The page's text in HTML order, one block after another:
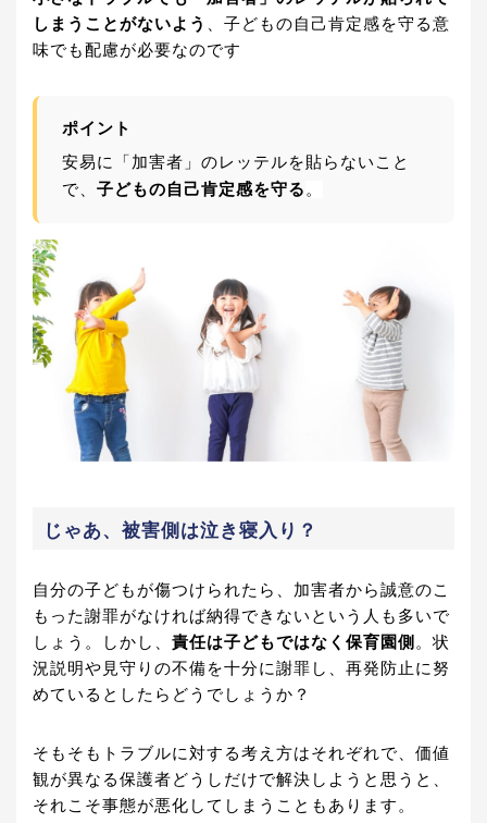
しまうことがないよう
、子どもの自己肯定感を守る意
味でも配慮が必要なのです
ポイント
安易に「加害者」のレッテルを貼らないこと
で、 子どもの自己肯定感を守る。
じゃあ、被害側は泣き寝入り？
自分の子どもが傷つけられたら、加害者から誠意のこ
もった謝罪がなければ納得できないという人も多いで
しょう。しかし、 責任は子どもではなく保育園側 。状
況説明や見守りの不備を十分に謝罪し、再発防止に努
めているとしたらどうでしょうか？
そもそもトラブルに対する考え方はそれぞれで、価値
観が異なる保護者どうしだけで解決しようと思うと、
それこそ事態が悪化してしまうこともあります。